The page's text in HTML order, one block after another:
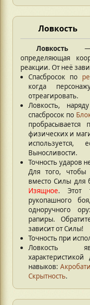
Ловкость
Ловкость —
определяющая
реакции. От неё
Спасбросок по
когда
отреагировать.
Ловкость,
спасбросок по
физических и
Выносливости.
Точность ударов
Для того,
вместо Силы для
Изящное. Этот
рукопашного
одноручного
рапиры.
зависит от Силы!
Точность при
Ловкость
навыков:
Скрытность.